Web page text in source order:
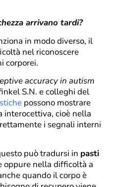
arrivano tardi?
in modo diverso, il
nel riconoscere
corporei.
accuracy in autism
S.N. e colleghi del
possono mostrare
interocettiva, cioè nella
i segnali interni
può tradursi in pasti
oppure nella difficoltà a
quando il corpo è